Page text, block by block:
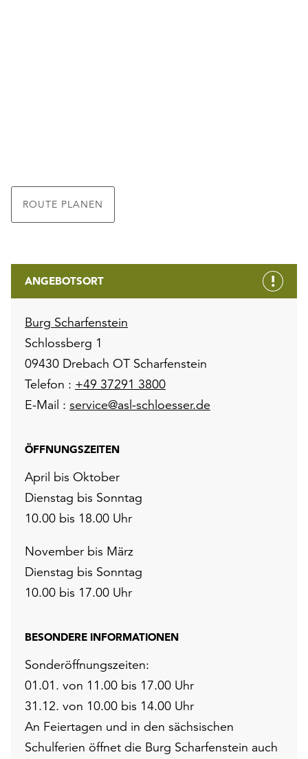
ROUTE PLANEN
ANGEBOTSORT
Burg Scharfenstein
Schlossberg 1
09430 Drebach OT Scharfenstein
Telefon : +49 37291 3800
E-Mail : service@asl-schloesser.de
ÖFFNUNGSZEITEN
April bis Oktober
Dienstag bis Sonntag
10.00 bis 18.00 Uhr
November bis März
Dienstag bis Sonntag
10.00 bis 17.00 Uhr
BESONDERE INFORMATIONEN
Sonderöffnungszeiten:
01.01. von 11.00 bis 17.00 Uhr
31.12. von 10.00 bis 14.00 Uhr
An Feiertagen und in den sächsischen
Schulferien öffnet die Burg Scharfenstein auch